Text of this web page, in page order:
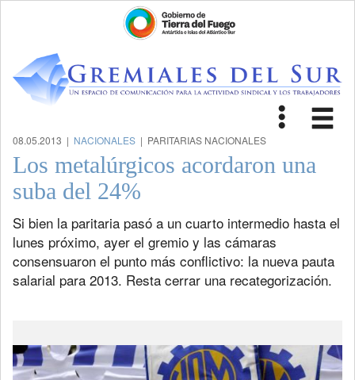
Toggle
08.05.2013 | NACIONALES | PARITARIAS NACIONALES
Los metalúrgicos acordaron una
suba del 24%
Si bien la paritaria pasó a un cuarto intermedio hasta el
lunes próximo, ayer el gremio y las cámaras
consensuaron el punto más conflictivo: la nueva pauta
salarial para 2013. Resta cerrar una recategorización.